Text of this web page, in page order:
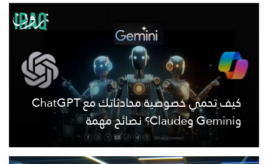
كيف تحمي خصوصية محادثاتك مع ChatGPT
وGemini وClaude؟ نصائح مهمة